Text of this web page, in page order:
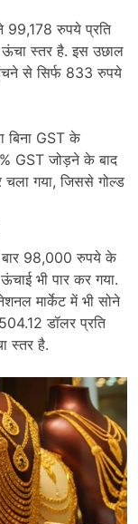
रुपये प्रति
स्तर है. इस उछाल
से सिर्फ 833 रुपये
बिना GST के
GST जोड़ने के बाद
गया, जिससे गोल्ड
बार 98,000 रुपये के
भी पार कर गया.
मार्केट में भी सोने
डॉलर प्रति
स्तर है.